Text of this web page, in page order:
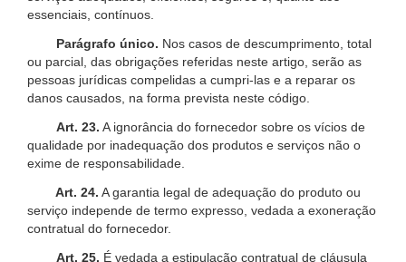
essenciais, contínuos.
Parágrafo único. Nos casos de descumprimento, total
ou parcial, das obrigações referidas neste artigo, serão as
pessoas jurídicas compelidas a cumpri-las e a reparar os
danos causados, na forma prevista neste código.
Art. 23. A ignorância do fornecedor sobre os vícios de
qualidade por inadequação dos produtos e serviços não o
exime de responsabilidade.
Art. 24. A garantia legal de adequação do produto ou
serviço independe de termo expresso, vedada a exoneração
contratual do fornecedor.
Art. 25. É vedada a estipulação contratual de cláusula